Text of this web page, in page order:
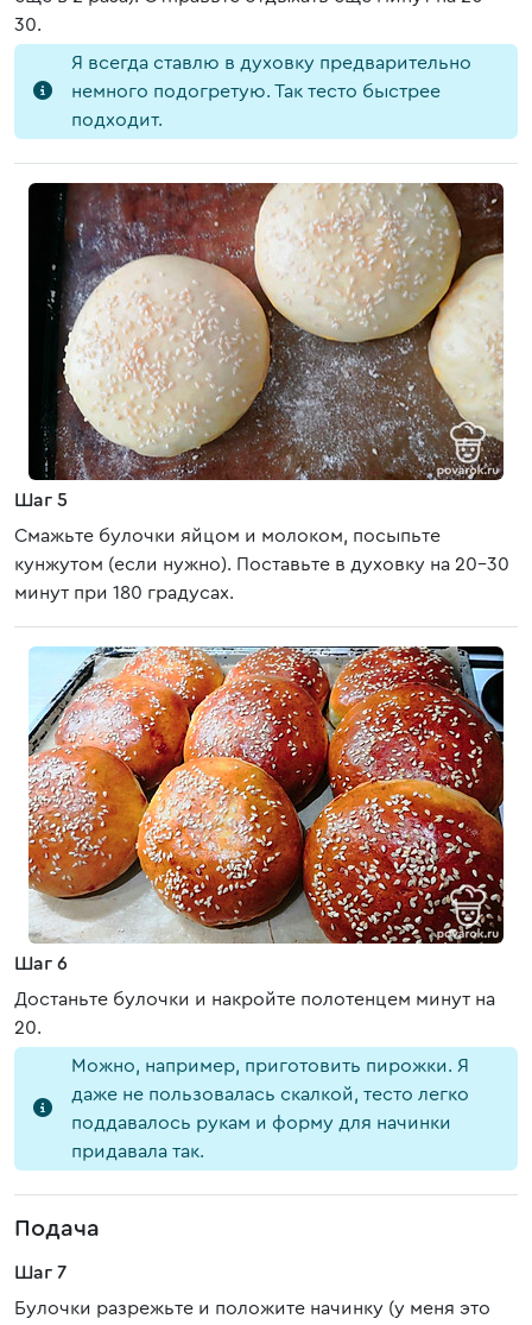
30.
Я всегда ставлю в духовку предварительно
немного подогретую. Так тесто быстрее
подходит.
Шаг 5
Смажьте булочки яйцом и молоком, посыпьте
кунжутом (если нужно). Поставьте в духовку на 20-30
минут при 180 градусах.
Шаг 6
Достаньте булочки и накройте полотенцем минут на
20.
Можно, например, приготовить пирожки. Я
даже не пользовалась скалкой, тесто легко
поддавалось рукам и форму для начинки
придавала так.
Подача
Шаг 7
Булочки разрежьте и положите начинку (у меня это